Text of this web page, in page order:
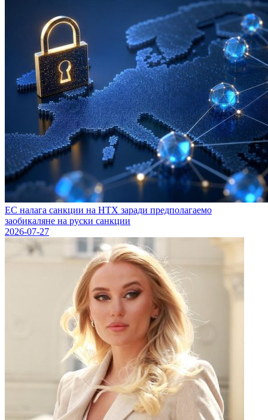
ЕС налага санкции на HTX заради предполагаемо
заобикаляне на руски санкции
2026-07-27